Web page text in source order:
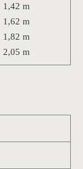
1,42 m
1,62 m
1,82 m
2,05 m